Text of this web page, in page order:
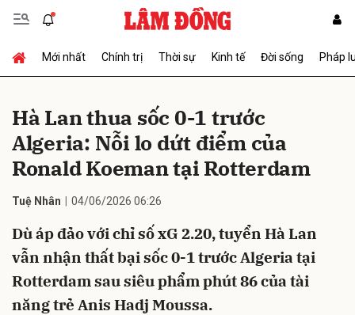
Mới nhất Chính trị Thời sự Kinh tế Đời sống Pháp
Hà Lan thua sốc 0-1 trước
Algeria: Nỗi lo dứt điểm của
Ronald Koeman tại Rotterdam
Tuệ Nhân 04/06/2026 06:26
Dù áp đảo với chỉ số xG 2.20, tuyển Hà Lan
vẫn nhận thất bại sốc 0-1 trước Algeria tại
Rotterdam sau siêu phẩm phút 86 của tài
năng trẻ Anis Hadj Moussa.
Gửi bình luận
Hủy Gửi